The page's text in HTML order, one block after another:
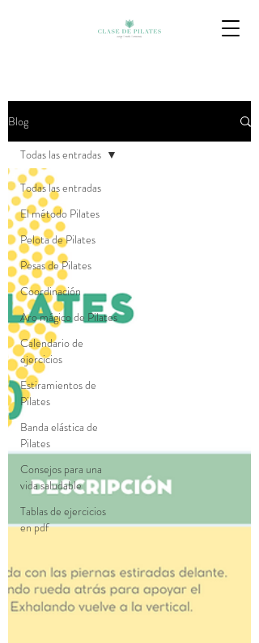
Blog
Todas las entradas
El método Pilates
Pelota de Pilates
Pesas de Pilates
Coordinación
Aro mágico de Pilates
Calendario de
ejercicios
Estiramientos de
Pilates
Banda elástica de
Pilates
Consejos para una
vida saludable
Tablas de ejercicios
en pdf
Todas las entradas